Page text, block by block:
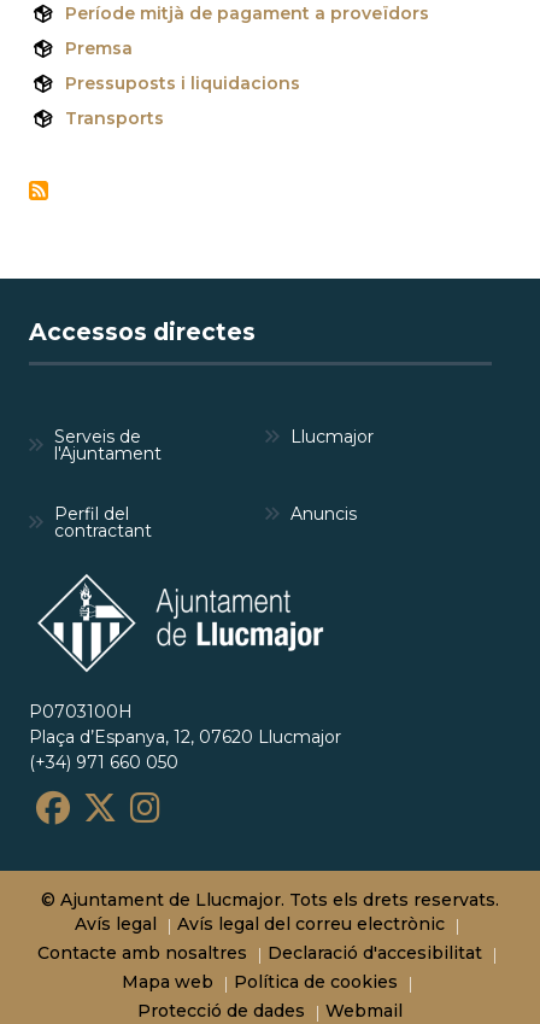
Període mitjà de pagament a proveïdors
Premsa
Pressuposts i liquidacions
Transports
Accessos directes
Serveis de
l'Ajuntament
Llucmajor
Perfil del
contractant
Anuncis
P0703100H
Plaça d’Espanya, 12, 07620 Llucmajor
(+34) 971 660 050
© Ajuntament de Llucmajor. Tots els drets reservats.
Avís legal
Avís legal del correu electrònic
Contacte amb nosaltres
Declaració d'accesibilitat
Mapa web
Política de cookies
Protecció de dades
Webmail